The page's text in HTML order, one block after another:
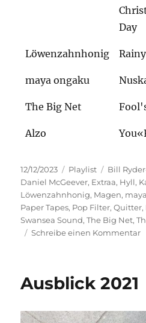
Day
Löwenzahnhonig
maya ongaku
The Big Net
Alzo
Veröffentlicht
am
12/12/2023 Kategorien
Playlist Bill
Daniel McGeever, Extraa, Hyll,
Löwenzahnhonig, Magen,
Paper Tapes, Pop Filter,Quitter,
Swansea Sound,The Big Net,
Schreibe einen Kommentarzu
Ausblick 2021